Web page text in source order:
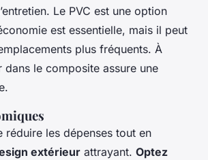
Le PVC est une option
est essentielle, mais il peut
plus fréquents. À
dans le composite assure une
réduire les dépenses tout en
extérieur attrayant. Optez